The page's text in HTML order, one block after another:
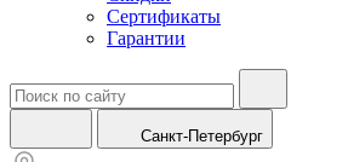
Сертификаты
Гарантии
Санкт-Петербург